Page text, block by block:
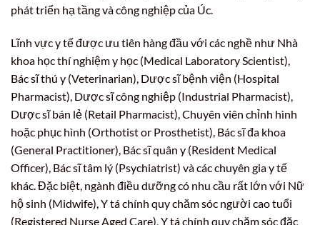
phát triển hạ tầng và công nghiệp của Úc.
Lĩnh vực y tế được ưu tiên hàng đầu với các nghề như Nhà
khoa học thí nghiệm y học (Medical Laboratory Scientist),
Bác sĩ thú y (Veterinarian), Dược sĩ bệnh viện (Hospital
Pharmacist), Dược sĩ công nghiệp (Industrial Pharmacist),
Dược sĩ bán lẻ (Retail Pharmacist), Chuyên viên chỉnh hình
hoặc phục hình (Orthotist or Prosthetist), Bác sĩ đa khoa
(General Practitioner), Bác sĩ quân y (Resident Medical
Officer), Bác sĩ tâm lý (Psychiatrist) và các chuyên gia y tế
khác. Đặc biệt, ngành điều dưỡng có nhu cầu rất lớn với Nữ
hộ sinh (Midwife), Y tá chính quy chăm sóc người cao tuổi
(Registered Nurse Aged Care), Y tá chính quy chăm sóc đặc